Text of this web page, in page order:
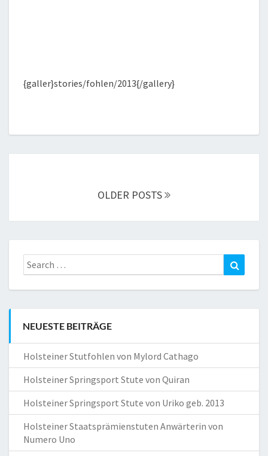
{galler}stories/fohlen/2013{/gallery}
OLDER POSTS
Search
for:
NEUESTE BEITRÄGE
Holsteiner Stutfohlen von Mylord Cathago
Holsteiner Springsport Stute von Quiran
Holsteiner Springsport Stute von Uriko geb. 2013
Holsteiner Staatsprämienstuten Anwärterin von
Numero Uno